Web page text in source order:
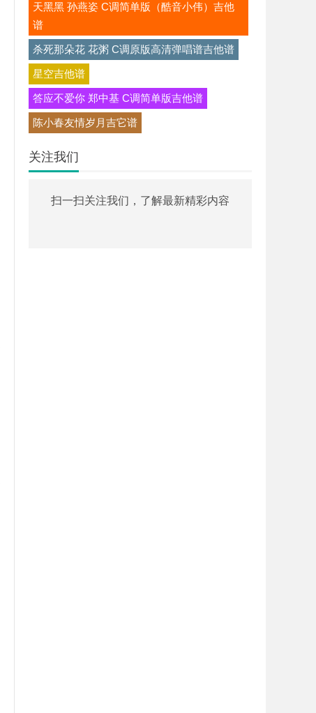
天黑黑 孙燕姿 C调简单版（酷音小伟）吉他
谱
杀死那朵花 花粥 C调原版高清弹唱谱吉他谱
星空吉他谱
答应不爱你 郑中基 C调简单版吉他谱
陈小春友情岁月吉它谱
关注我们
扫一扫关注我们，了解最新精彩内容